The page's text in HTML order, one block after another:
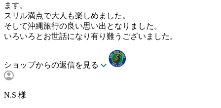
ます。
スリル満点で大人も楽しめました。
そして沖縄旅行の良い思い出となりました。
いろいろとお世話になり有り難うございました。
ショップからの返信を見る
N.S 様